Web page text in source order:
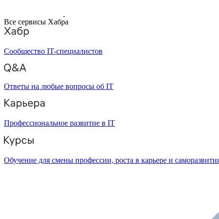
Все сервисы Хабра
Сообщество IT-специалистов
Ответы на любые вопросы об IT
Профессиональное развитие в IT
Обучение для смены профессии, роста в карьере и